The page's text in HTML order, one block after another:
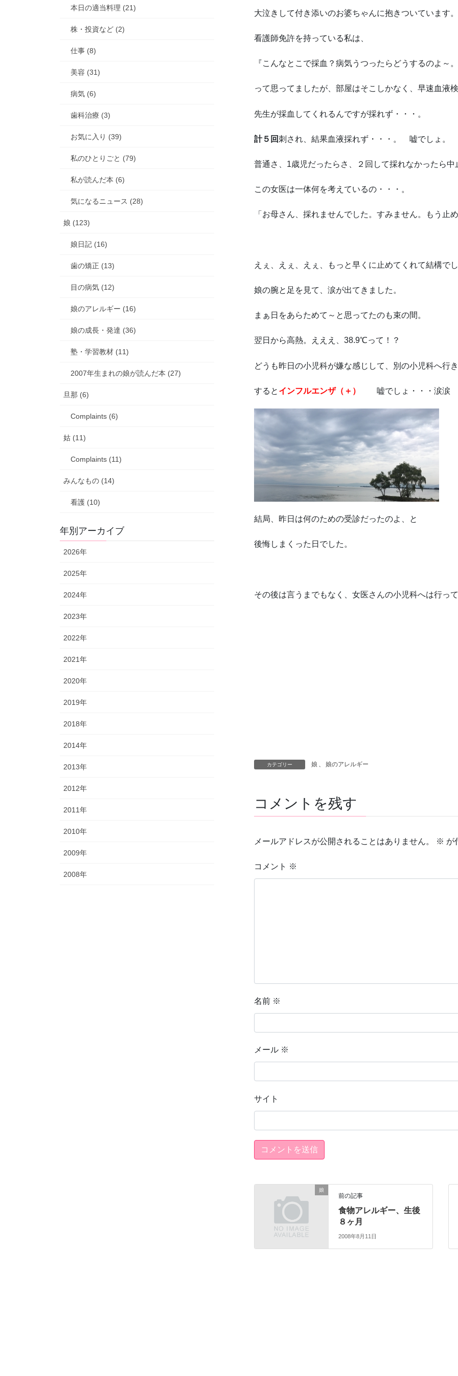
大泣きして付き添いのお婆ちゃんに抱きついています。
看護師免許を持っている私は、
『こんなとこで採血？病気うつったらどうするのよ～。
って思ってましたが、部屋はそこしかなく、早速血液検
先生が採血してくれるんですが採れず・・・。
計５回刺され、結果血液採れず・・・。 嘘でしょ。
普通さ、1歳児だったらさ、２回して採れなかったら中
この女医は一体何を考えているの・・・。
「お母さん、採れませんでした。すみません。もう止め
えぇ、えぇ、えぇ、もっと早くに止めてくれて結構で
娘の腕と足を見て、涙が出てきました。
まぁ日をあらためて～と思ってたのも束の間。
翌日から高熱。えええ、38.9℃って！？
どうも昨日の小児科が嫌な感じして、別の小児科へ行き
すると インフルエンザ（＋） 嘘でしょ・・・涙涙
結局、昨日は何のための受診だったのよ、と
後悔しまくった日でした。
その後は言うまでもなく、女医さんの小児科へは行って
カテゴリー 娘 、 娘のアレルギー
コメントを残す
メールアドレスが公開されることはありません。 ※ が
コメント ※
名前 ※
メール ※
サイト
娘
前の記事
食物アレルギー、生後
８ヶ月
2008年8月11日
本日の適当料理 (21)
株・投資など (2)
仕事 (8)
美容 (31)
病気 (6)
歯科治療 (3)
お気に入り (39)
私のひとりごと (79)
私が読んだ本 (6)
気になるニュース (28)
娘 (123)
娘日記 (16)
歯の矯正 (13)
目の病気 (12)
娘のアレルギー (16)
娘の成長・発達 (36)
塾・学習教材 (11)
2007年生まれの娘が読んだ本 (27)
旦那 (6)
Complaints (6)
姑 (11)
Complaints (11)
みんなもの (14)
看護 (10)
年別アーカイブ
2026年
2025年
2024年
2023年
2022年
2021年
2020年
2019年
2018年
2014年
2013年
2012年
2011年
2010年
2009年
2008年